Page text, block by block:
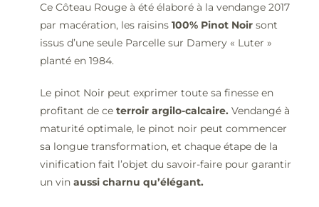
Ce Côteau Rouge à été élaboré à la vendange 2017
par macération, les raisins 100% Pinot Noirsont
issus d’une seule Parcelle sur Damery « Luter »
planté en 1984.
Le pinot Noir peut exprimer toute sa finesse en
profitant de ce terroir argilo-calcaire. Vendangé à
maturité optimale, le pinot noir peut commencer
sa longue transformation, et chaque étape de la
vinification fait l’objet du savoir-faire pour garantir
un vin aussi charnu qu’élégant.